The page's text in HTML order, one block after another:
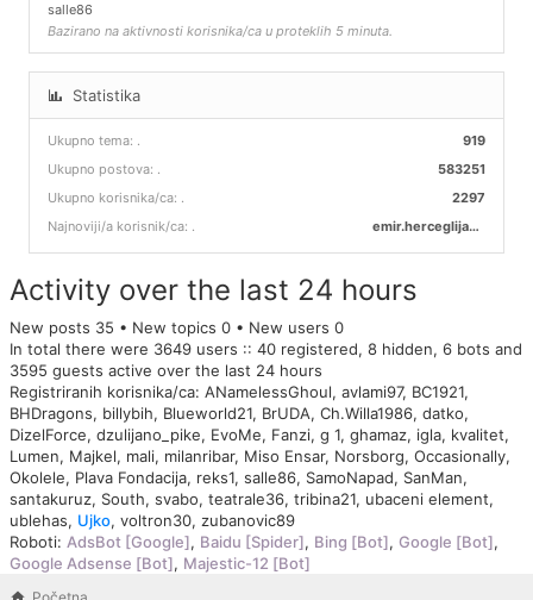
salle86
Bazirano na aktivnosti korisnika/ca u proteklih 5 minuta.
Statistika
Ukupno tema: 919
.
Ukupno postova:
583251
.
Ukupno korisnika/ca:
2297
.
Najnoviji/a korisnik/ca:
emir.herceglija00
.
Activity over the last 24 hours
New posts 35 • New topics 0 • New users 0
In total there were 3649 users :: 40 registered, 8 hidden, 6 bots and
3595 guests active over the last 24 hours
Registriranih korisnika/ca: ANamelessGhoul, avlami97, BC1921,
BHDragons, billybih, Blueworld21, BrUDA, Ch.Willa1986, datko,
DizelForce, dzulijano_pike, EvoMe, Fanzi, g 1, ghamaz, igla, kvalitet,
Lumen, Majkel, mali, milanribar, Miso Ensar, Norsborg, Occasionally,
Okolele, Plava Fondacija, reks1, salle86, SamoNapad, SanMan,
santakuruz, South, svabo, teatrale36, tribina21, ubaceni element,
ublehas, Ujko, voltron30, zubanovic89
Roboti: AdsBot [Google], Baidu [Spider], Bing [Bot], Google [Bot],
Google Adsense [Bot], Majestic-12 [Bot]